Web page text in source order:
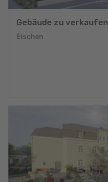
Gebäude zu verkaufen
Eischen